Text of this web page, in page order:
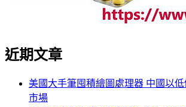
近期文章
美國大手筆囤積繪圖處理器 中國以
市場